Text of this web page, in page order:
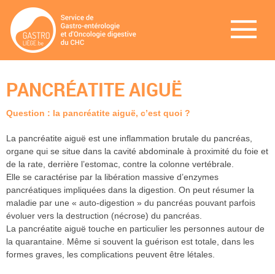
PANCRÉATITE AIGUË
Question : la pancréatite aiguë, c’est quoi ?
La pancréatite aiguë est une inflammation brutale du pancréas,
organe qui se situe dans la cavité abdominale à proximité du foie et
de la rate, derrière l’estomac, contre la colonne vertébrale.
Elle se caractérise par la libération massive d’enzymes
pancréatiques impliquées dans la digestion. On peut résumer la
maladie par une « auto-digestion » du pancréas pouvant parfois
évoluer vers la destruction (nécrose) du pancréas.
La pancréatite aiguë touche en particulier les personnes autour de
la quarantaine. Même si souvent la guérison est totale, dans les
formes graves, les complications peuvent être létales.